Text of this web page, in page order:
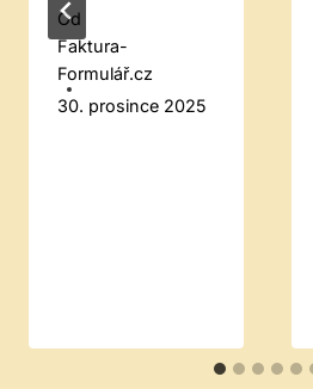
Od
Faktura-
Formulář.cz
30. prosince 2025